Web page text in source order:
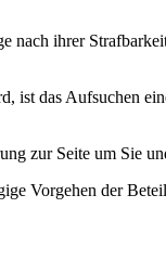
ihrer
das Aufsuchen
zur Seite um Sie
Vorgehen der